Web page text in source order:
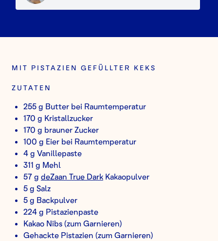
MIT PISTAZIEN GEFÜLLTER KEKS
ZUTATEN
255 g Butter bei Raumtemperatur
170 g Kristallzucker
170 g brauner Zucker
100 g Eier bei Raumtemperatur
4 g Vanillepaste
311 g Mehl
57 g deZaan True Dark Kakaopulver
5 g Salz
5 g Backpulver
224 g Pistazienpaste
Kakao Nibs (zum Garnieren)
Gehackte Pistazien (zum Garnieren)